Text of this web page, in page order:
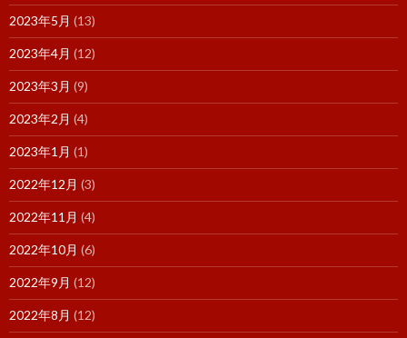
2023年5月 (13)
2023年4月 (12)
2023年3月 (9)
2023年2月 (4)
2023年1月 (1)
2022年12月 (3)
2022年11月 (4)
2022年10月 (6)
2022年9月 (12)
2022年8月 (12)